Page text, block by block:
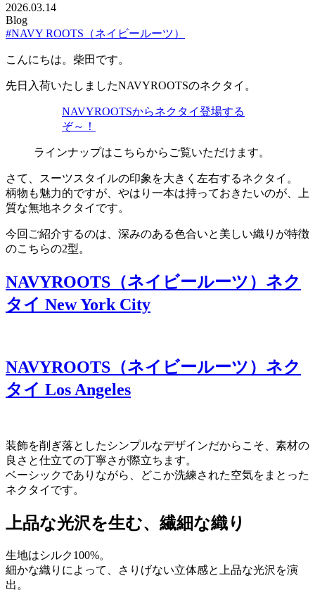
2026.03.14
Blog
#NAVY ROOTS（ネイビールーツ）
こんにちは。柴田です。
先日入荷いたしましたNAVYROOTSのネクタイ。
NAVYROOTSからネクタイ登場する
ぞ～！
ラインナップはこちらからご覧いただけます。
さて、スーツスタイルの印象を大きく左右するネクタイ。
柄物も魅力的ですが、やはり一本は持っておきたいのが、上
質な無地ネクタイです。
今回ご紹介するのは、深みのある色合いと美しい織りが特徴
のこちらの2型。
NAVYROOTS（ネイビールーツ）ネク
タイ New York City
NAVYROOTS（ネイビールーツ）ネク
タイ Los Angeles
装飾を削ぎ落としたシンプルなデザインだからこそ、素材の
良さと仕立ての丁寧さが際立ちます。
ベーシックでありながら、どこか洗練された空気をまとった
ネクタイです。
上品な光沢を生む、繊細な織り
生地はシルク100%。
細かな織りによって、さりげない立体感と上品な光沢を演
出。